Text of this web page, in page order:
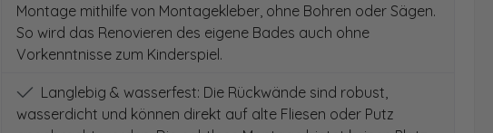
Montage mithilfe von Montagekleber, ohne Bohren oder Sägen.
So wird das Renovieren des eigene Bades auch ohne
Vorkenntnisse zum Kinderspiel.
Langlebig & wasserfest: Die Rückwände sind robust,
wasserdicht und können direkt auf alte Fliesen oder Putz